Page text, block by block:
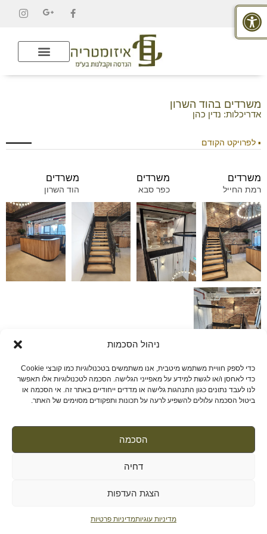
פתח סרגל נגישות
ניהול הסכמות
כדי לספק חוויית משתמש מיטבית, אנו משתמשים בטכנולוגיות כמו קובצי Cookie
כדי לאחסן ו/או לגשת למידע על מאפייני הגלישה. הסכמה לטכנולוגיות אלו תאפשר
לנו לעבד נתונים כגון התנהגות גלישה או מדדים ייחודיים באתר זה. אי הסכמה או
ביטול הסכמה עלולים להשפיע לרעה על תכונות ותפקודים מסוימים של האתר.
הסכמה
דחיה
הצגת העדפות
מדיניות עוגיותמדיניות פרטיות
משרדים בהוד השרון
אדריכלות: נדין כהן
▪ לפרויקט הקודם
משרדים
רמת החייל
משרדים
כפר סבא
משרדים
הוד השרון
ת.ד 604 הוד השרון